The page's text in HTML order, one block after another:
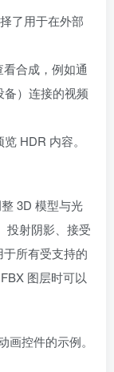
了用于在外部
合成，例如通
）连接的视频
HDR 内容。
3D 模型与光
投射阴影、接受
所有受支持的
图层时可以
画控件的示例。